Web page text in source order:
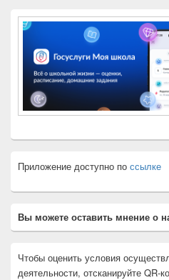
Приложение доступно по ссылке
Вы можете оставить мнение о
Чтобы оценить условия
деятельности, отсканируйте QR-